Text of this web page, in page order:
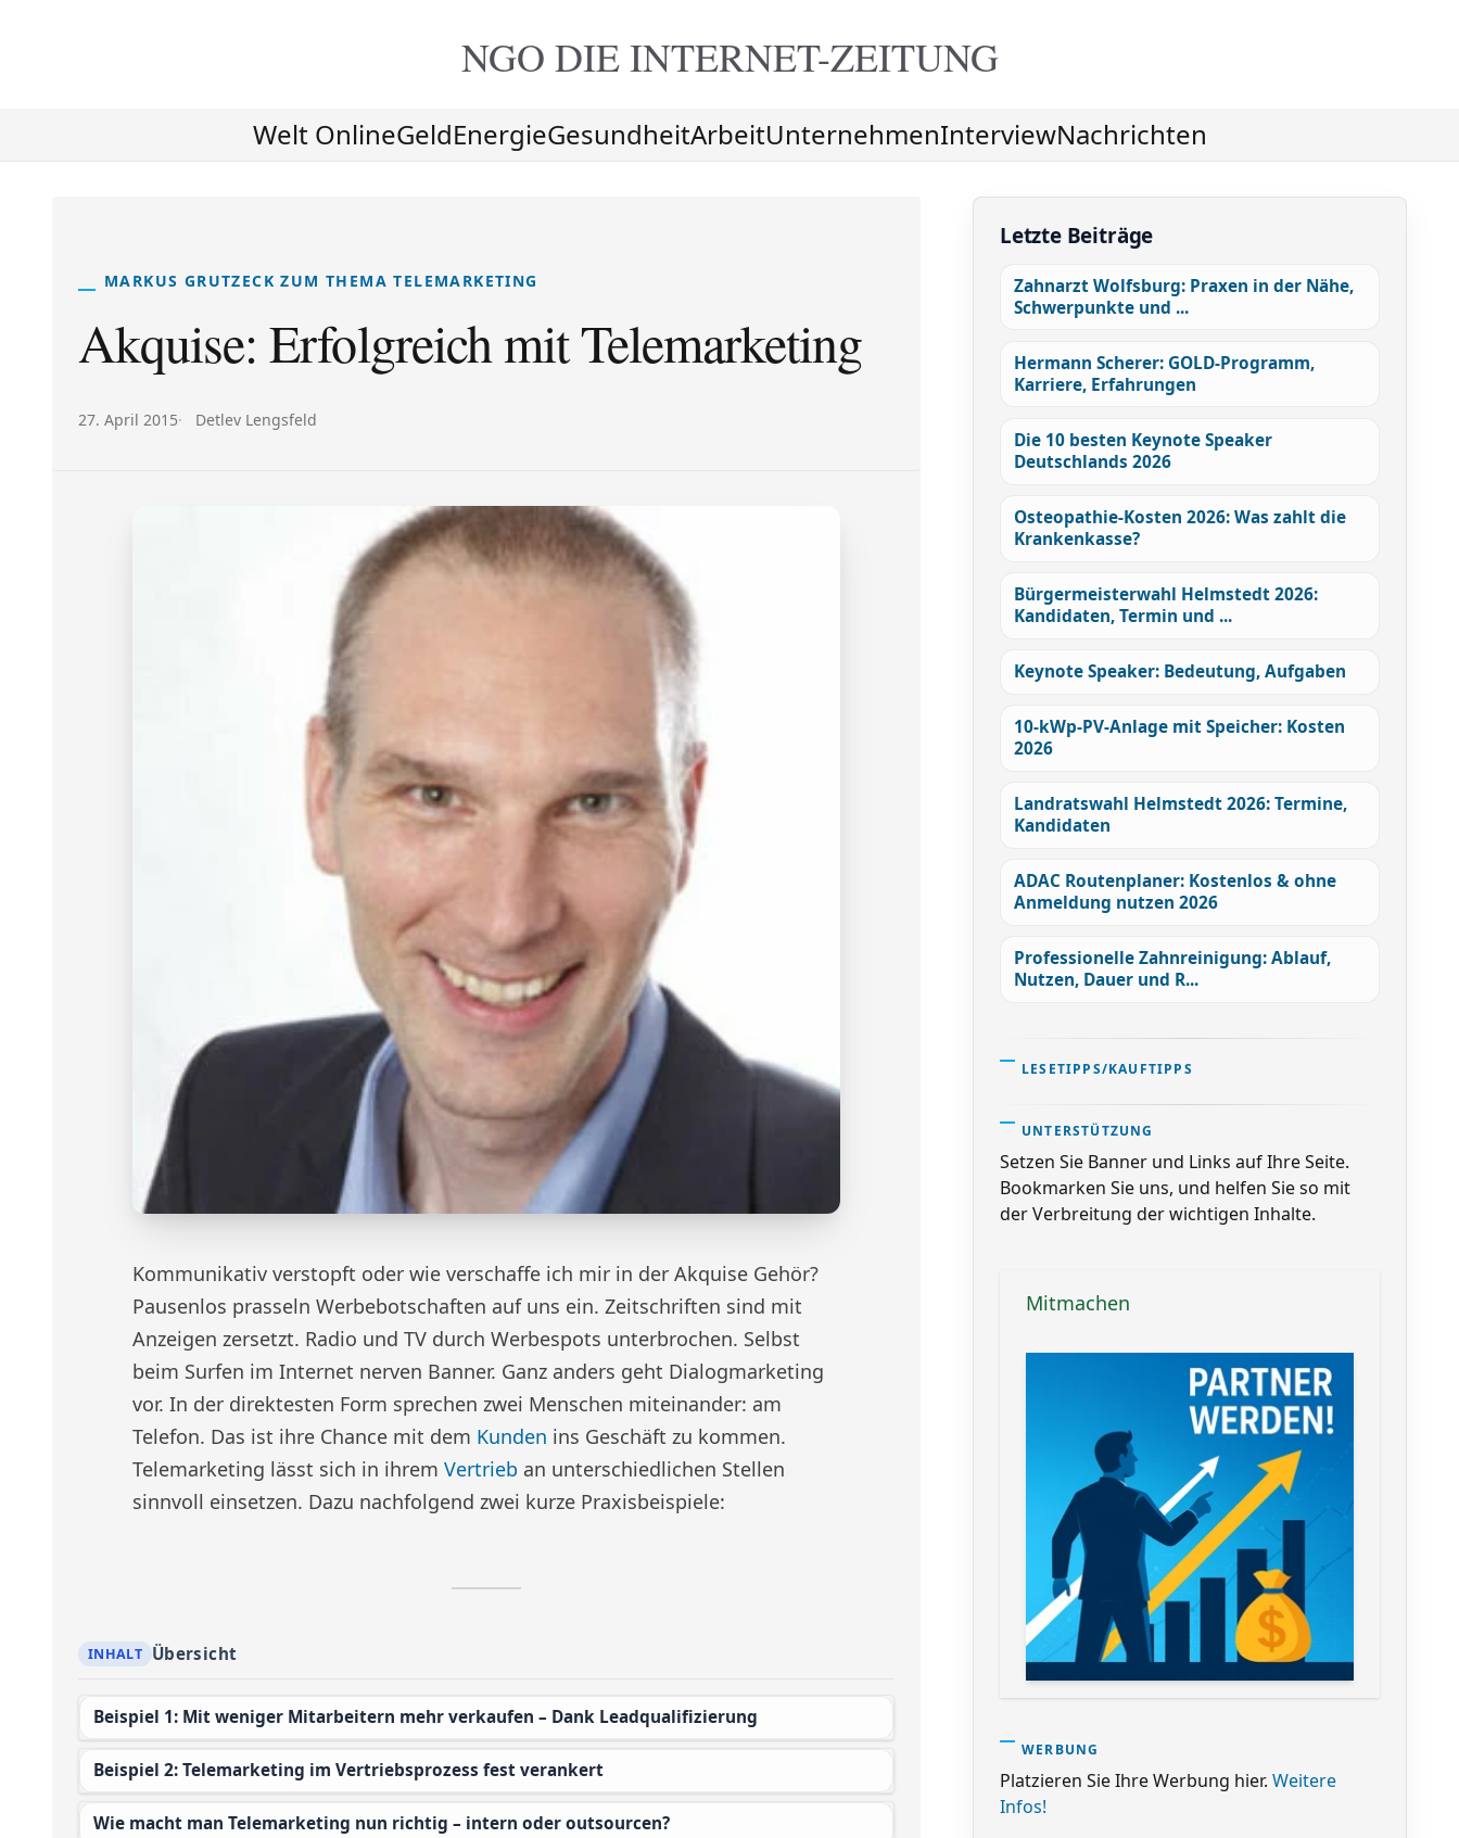
NGO DIEINTERNET-ZEITUNG
Welt OnlineGeldEnergieGesundheitArbeitUnternehmenInterviewNachrichten
MARKUS GRUTZECK ZUM THEMA TELEMARKETING
Akquise: Erfolgreich mit Telemarketing
Veröffentlicht am:
27. April 2015 Autor:
Detlev Lengsfeld
Kommunikativ verstopft oder wie verschaffe ich mir in der Akquise Gehör?
Pausenlos prasseln Werbebotschaften auf uns ein. Zeitschriften sind mit
Anzeigen zersetzt. Radio und TV durch Werbespots unterbrochen. Selbst
beim Surfen im Internet nerven Banner. Ganz anders geht Dialogmarketing
vor. In der direktesten Form sprechen zwei Menschen miteinander: am
Telefon. Das ist ihre Chance mit dem Kunden ins Geschäft zu kommen.
Telemarketing lässt sich in ihrem Vertrieb an unterschiedlichen Stellen
sinnvoll einsetzen. Dazu nachfolgend zwei kurze Praxisbeispiele:
Übersicht
Beispiel 1: Mit weniger Mitarbeitern mehr verkaufen – Dank Leadqualifizierung
Beispiel 2: Telemarketing im Vertriebsprozess fest verankert
Wie macht man Telemarketing nun richtig – intern oder outsourcen?
Letzte Beiträge
Zahnarzt Wolfsburg: Praxen in der Nähe,
Schwerpunkte und ...
Hermann Scherer: GOLD-Programm,
Karriere, Erfahrungen
Die 10 besten Keynote Speaker
Deutschlands 2026
Osteopathie-Kosten 2026: Was zahlt die
Krankenkasse?
Bürgermeisterwahl Helmstedt 2026:
Kandidaten, Termin und ...
Keynote Speaker: Bedeutung, Aufgaben
10-kWp-PV-Anlage mit Speicher: Kosten
2026
Landratswahl Helmstedt 2026: Termine,
Kandidaten
ADAC Routenplaner: Kostenlos & ohne
Anmeldung nutzen 2026
Professionelle Zahnreinigung: Ablauf,
Nutzen, Dauer und R...
LESETIPPS/KAUFTIPPS
UNTERSTÜTZUNG
Setzen Sie Banner und Links auf Ihre Seite.
Bookmarken Sie uns, und helfen Sie so mit
der Verbreitung der wichtigen Inhalte.
Mitmachen
WERBUNG
Platzieren Sie Ihre Werbung hier. Weitere
Infos!